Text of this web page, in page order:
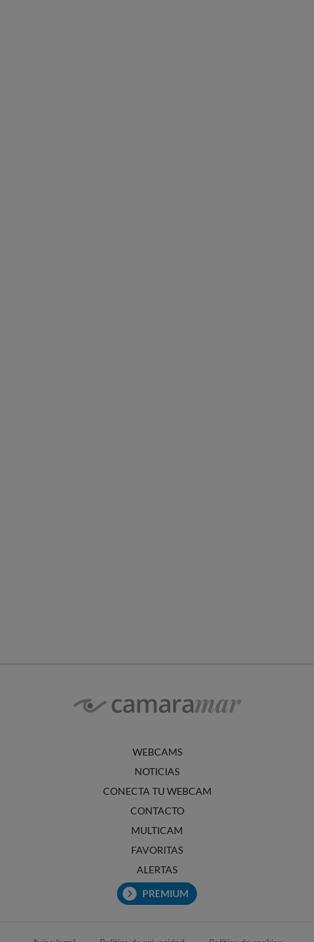
WEBCAMS
NOTICIAS
CONECTA TU WEBCAM
CONTACTO
MULTICAM
FAVORITAS
ALERTAS
PREMIUM